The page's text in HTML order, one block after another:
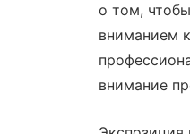
о том,
вниманием
внимание